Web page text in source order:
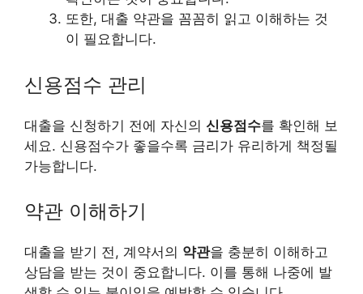
또한, 대출 약관을 꼼꼼히 읽고 이해하는 것
이 필요합니다.
신용점수 관리
대출을 신청하기 전에 자신의 신용점수를 확인해 보
세요. 신용점수가 좋을수록 금리가 유리하게 책정될
가능합니다.
약관 이해하기
대출을 받기 전, 계약서의 약관을 충분히 이해하고
상담을 받는 것이 중요합니다. 이를 통해 나중에 발